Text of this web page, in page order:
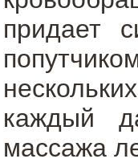
придает
каждый
массажа